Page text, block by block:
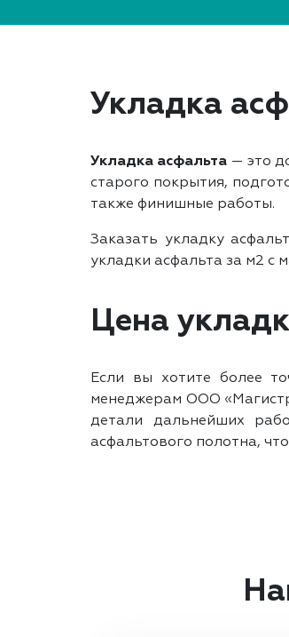
Укладка
Укладка асфальта — это
старого покрытия,
также финишные работы.
Заказать укладку
укладки асфальта за м2 с
Цена
Если вы хотите более
менеджерам ООО
детали дальнейших
асфальтового полотна,